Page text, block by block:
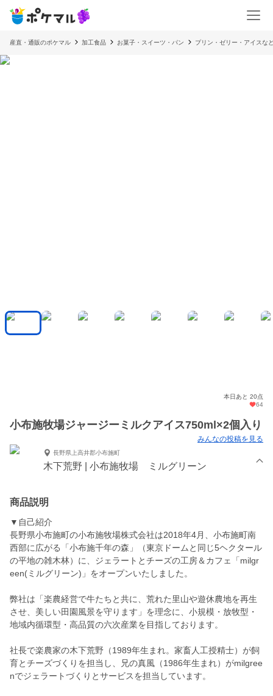
産直・通販のポケマル 加工食品 お菓子・スイーツ・パン プリン・ゼリー・アイスな
本日あと 20点
64
小布施牧場ジャージーミルクアイス750ml×2個入り
みんなの投稿を見る
長野県上高井郡小布施町
木下荒野 | 小布施牧場 ミルグリーン
商品説明
▼自己紹介
長野県小布施町の小布施牧場株式会社は2018年4月、小布施町南
西部に広がる「小布施千年の森」（東京ドームと同じ5ヘクタール
の平地の雑木林）に、ジェラートとチーズの工房＆カフェ「milgr
een(ミルグリーン)」をオープンいたしました。
弊社は「楽農経営で牛たちと共に、荒れた里山や遊休農地を再生
させ、美しい田園風景を守ります」を理念に、小規模・放牧型・
地域内循環型・高品質の六次産業を目指しております。
社長で楽農家の木下荒野（1989年生まれ。家畜人工授精士）が飼
育とチーズづくりを担当し、兄の真風（1986年生まれ）がmilgree
nでジェラートづくりとサービスを担当しています。